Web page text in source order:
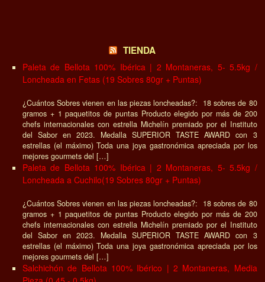
TIENDA
Paleta de Bellota 100% Ibérica | 2 Montaneras, 5- 5.5kg /
Loncheada en Fetas (19 Sobres 80gr + Puntas)
¿Cuántos Sobres vienen en las piezas loncheadas?: 18 sobres de 80
gramos + 1 paquetitos de puntas Producto elegido por más de 200
chefs internacionales con estrella Michelín premiado por el Instituto
del Sabor en 2023. Medalla SUPERIOR TASTE AWARD con 3
estrellas (el máximo) Toda una joya gastronómica apreciada por los
mejores gourmets del […]
Paleta de Bellota 100% Ibérica | 2 Montaneras, 5- 5.5kg /
Loncheada a Cuchilo(19 Sobres 80gr + Puntas)
¿Cuántos Sobres vienen en las piezas loncheadas?: 18 sobres de 80
gramos + 1 paquetitos de puntas Producto elegido por más de 200
chefs internacionales con estrella Michelín premiado por el Instituto
del Sabor en 2023. Medalla SUPERIOR TASTE AWARD con 3
estrellas (el máximo) Toda una joya gastronómica apreciada por los
mejores gourmets del […]
Salchichón de Bellota 100% Ibérico | 2 Montaneras, Media